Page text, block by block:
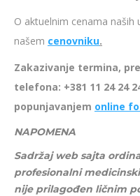
O aktuelnim cenama naših
našem cenovniku.
Zakazivanje termina,
telefona: +381 11 24 24
popunjavanjem online
NAPOMENA
Sadržaj web sajta
profesionalni
nije prilagođen ličnim